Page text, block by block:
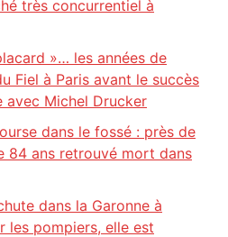
très concurrentiel à
»… les années de
Fiel à Paris avant le succès
avec Michel Drucker
dans le fossé : près de
84 ans retrouvé mort dans
dans la Garonne à
les pompiers, elle est